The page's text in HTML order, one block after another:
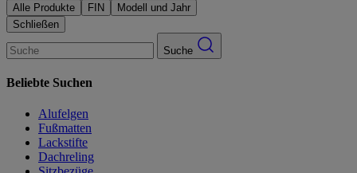
Alle Produkte FIN
Modell und Jahr
Schließen
Suche
Beliebte Suchen
Alufelgen
Fußmatten
Lackstifte
Dachreling